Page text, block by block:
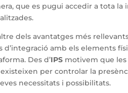
que es pugui accedir a tota
dels avantatges més
d’integració amb els elements
Des d’IPS motivem que les
per controlar la
necessitats i possibilitats.